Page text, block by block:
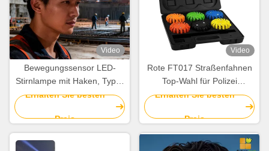
Video
Bewegungssensor LED-
Stirnlampe mit Haken, Typ C
wiederaufladbar, IPX4 für die
Erhalten Sie besten
Preis
Video
Rote FT017 Straßenfahnen
Top-Wahl für Polizei
Feuerwehrleute EMT und
Abmessungen 106,50 x
106,50 x 35 mm
Erhalten Sie besten
Preis